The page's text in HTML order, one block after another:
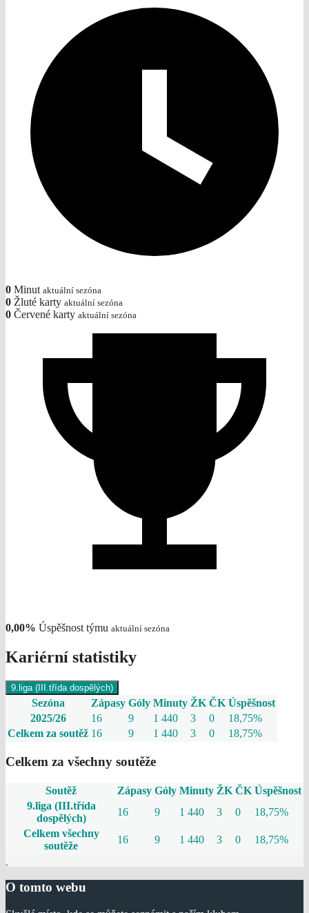
0 Minut aktuální sezóna
0 Žluté karty aktuální sezóna
0 Červené karty aktuální sezóna
0,00% Úspěšnost týmu aktuální sezóna
Kariérní statistiky
9.liga (III.třída dospělých)
Sezóna Zápasy Góly Minuty ŽK ČK Úspěšnost
2025/26
16 9 1 440 3 0
18,75%
Celkem za soutěž 16 9 1 440 3 0 18,75%
Celkem za všechny soutěže
Soutěž Zápasy Góly Minuty ŽK ČK Úspěšnost
9.liga (III.třída
dospělých)
16 9 1 440 3 0
18,75%
Celkem všechny
soutěže
16 9 1 440 3 0 18,75%
O tomto webu